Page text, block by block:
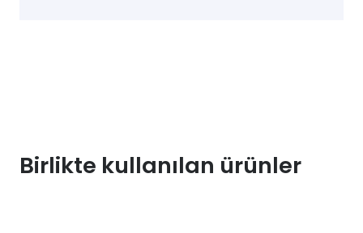
Birlikte kullanılan ürünler